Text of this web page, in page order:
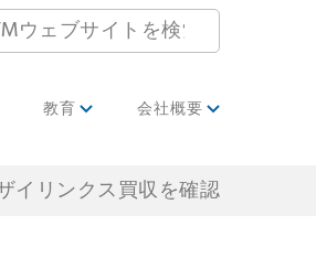
教育 会社概要
イリンクス買収を確認